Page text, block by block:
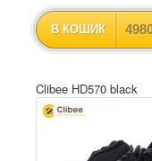
В КОШИК
Clibee HD570 black